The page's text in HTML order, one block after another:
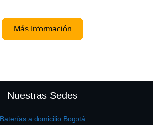
Más Información
Nuestras Sedes
Baterías a domicilio Bogotá